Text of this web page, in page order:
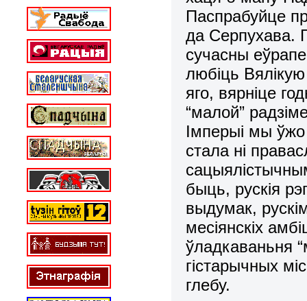
Паспрабуйце
да Серпухава.
сучасны
любіць
яго, вярніце
“малой”
Імперыі мы
стала ні
быць, рускія
выдумак,
месіянскіх
ўладкаваньня
гістарычных
глебу.